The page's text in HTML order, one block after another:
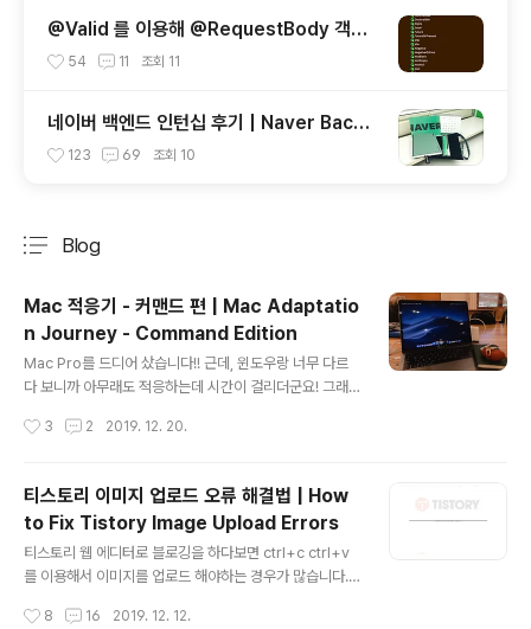
@Valid 를 이용해 @RequestBody 객체
검증하기 | Validating @RequestBody
54 11 조회 11
네이버 백엔드 인턴십 후기 | Naver Backe
nd Internship Review
123 69 조회 10
Blog
Mac 적응기 - 커맨드 편 | Mac Adaptatio
n Journey - Command Edition
Mac Pro를 드디어 샀습니다!! 근데, 윈도우랑 너무 다르
다 보니까 아무래도 적응하는데 시간이 걸리더군요! 그래
정리하려 합니다Mac Command키보드 키는 기호랑 연
ol이 mac의 command와 매칭이 되는 것 같아요! 기본적
인 커맨드 입니다.복사 : ⌘ + c붙여넣기 : ⌘ + v잘라내기
: ⌘ + x되돌리기 : ⌘ + z전체선택 : ⌘ + a저장 : ⌘ + s
찾기 : ⌘ + f윈도우와 매칭이 어려운 커맨드애플리케이션
일 들어가기 &..
3 2 2019. 12. 20.
티스토리 이미지 업로드 오류 해결법 | How
to Fix Tistory Image Upload Errors
티스토리 웹 에디터로 블로깅을 하다보면 ctrl+c ctrl+v
를 이용해서 이미지를 업로드 해야하는 경우가 많습니다.
얻은 이미지를 ctrl+c 해서 tistory에 ctrl+v를 할 때 간
8 16 2019. 12. 12.